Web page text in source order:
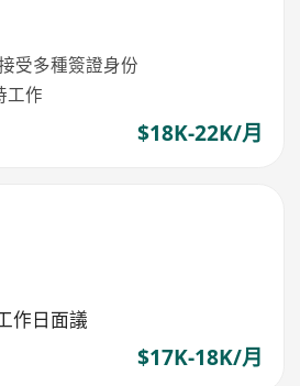
受多種簽證身份
工作
$18K-22K/月
作日面議
$17K-18K/月